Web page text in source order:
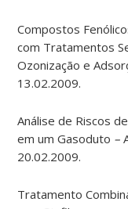
Compostos
com Tratamentos
Ozonização e
13.02.2009.
Análise de Riscos
em um Gasoduto –
20.02.2009.
Tratamento